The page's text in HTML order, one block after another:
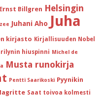
Ernst Billgren Helsingin
Juhani Aho Juha
kirjasto Kirjallisuuden Nobel
hiuspinni Michel de
Musta runokirja
Pentti Saarikoski Pyynikin
Saat toivoa kolmesti